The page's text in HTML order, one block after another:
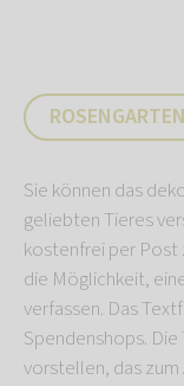
Sie können das
geliebten Tieres
kostenfrei per Post
die Möglichkeit,
verfassen. Das
Spendenshops.
vorstellen, das